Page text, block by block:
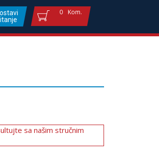
0 Kom.
sa našim stručnim